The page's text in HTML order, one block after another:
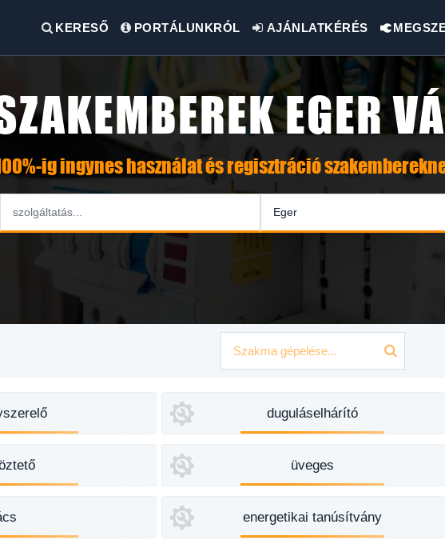
KERESŐ PORTÁLUNKRÓL AJÁNLATKÉRÉS
EGER
ig ingynes használat és regisztráció
duguláselhárító
üveges
energetikai tanúsítvány